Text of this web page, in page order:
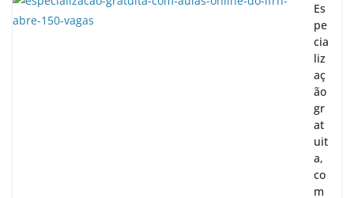
Es
pe
cia
liz
aç
ão
gr
at
uit
a,
co
m